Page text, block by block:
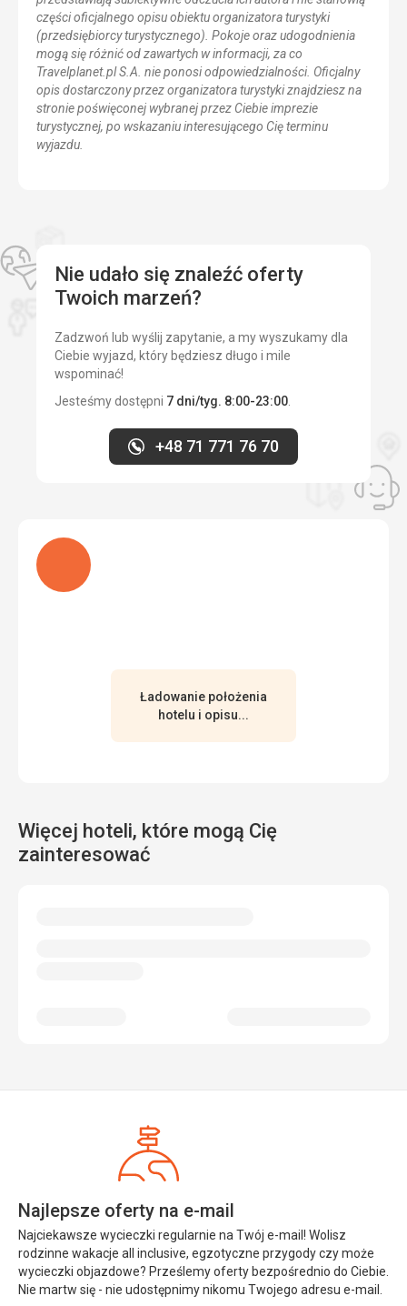
części oficjalnego opisu obiektu organizatora turystyki
(przedsiębiorcy turystycznego). Pokoje oraz udogodnienia
mogą się różnić od zawartych w informacji, za co
Travelplanet.pl S.A. nie ponosi odpowiedzialności. Oficjalny
opis dostarczony przez organizatora turystyki znajdziesz na
stronie poświęconej wybranej przez Ciebie imprezie
turystycznej, po wskazaniu interesującego Cię terminu
wyjazdu.
Nie udało się znaleźć oferty
Twoich marzeń?
Zadzwoń lub wyślij zapytanie, a my wyszukamy dla
Ciebie wyjazd, który będziesz długo i mile
wspominać!
Jesteśmy dostępni 7 dni/tyg. 8:00-23:00.
+48 71 771 76 70
Ładuję
Ładowanie położenia
hotelu i opisu...
Więcej hoteli, które mogą Cię
zainteresować
Najlepsze oferty na e-mail
Najciekawsze wycieczki regularnie na Twój e-mail! Wolisz
rodzinne wakacje all inclusive, egzotyczne przygody czy może
wycieczki objazdowe? Prześlemy oferty bezpośrednio do Ciebie.
Nie martw się - nie udostępnimy nikomu Twojego adresu e-mail.